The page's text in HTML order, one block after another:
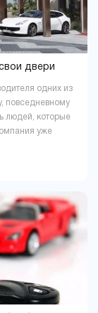
двери
одних из
повседневному
людей, которые
уже